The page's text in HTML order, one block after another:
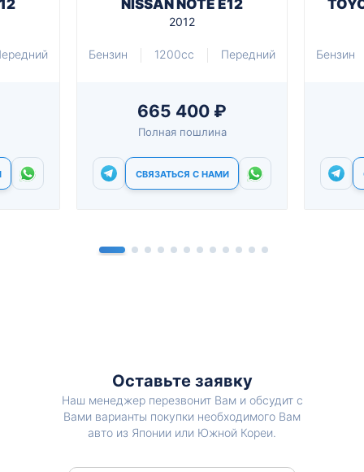
NISSAN NOTE E12
2012
Бензин 1200cc Передний
665 400 ₽
Полная пошлина
СВЯЗАТЬСЯ С НАМИ
Бензин
Оставьте заявку
Наш менеджер перезвонит Вам и обсудит с
Вами варианты покупки необходимого Вам
авто из Японии или Южной Кореи.